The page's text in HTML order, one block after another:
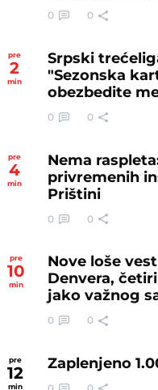
0 0
pre
2
min
Srpski
"Sezonska
obezbedite
0 0
pre
4
min
Nema
privremenih
Prištini
0 0
pre
10
min
Nove loše
Denvera,
jako važnog
0 0
pre
12
min
Zaplenjeno